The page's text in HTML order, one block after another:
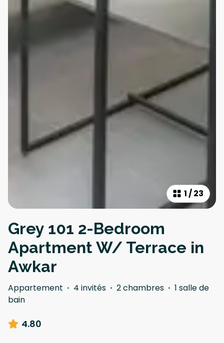
1 /23
Grey 101 2-Bedroom
Apartment W/ Terrace in
Awkar
Appartement · 4 invités · 2 chambres · 1 salle de
bain
4.80